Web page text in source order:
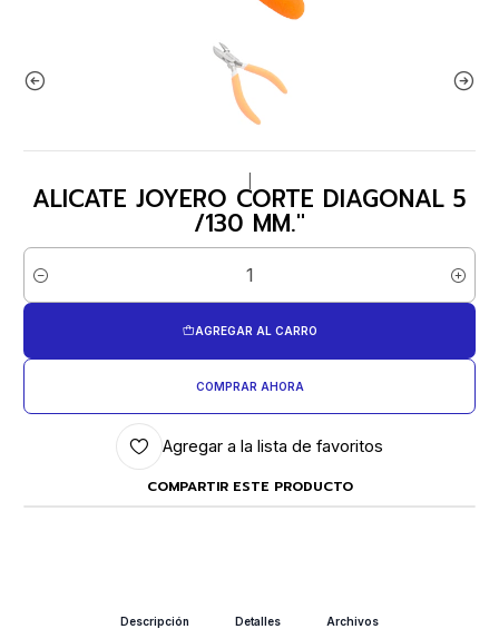
ALICATE JOYERO CORTE DIAGONAL 5
/130 MM."
Cantidad
AGREGAR AL CARRO
COMPRAR AHORA
Agregar a la lista de favoritos
COMPARTIR ESTE PRODUCTO
Descripción Detalles Archivos